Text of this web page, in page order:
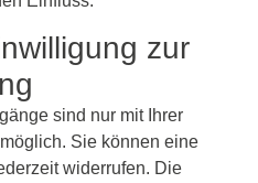
zur
sind nur mit Ihrer
Sie können eine
widerrufen. Die